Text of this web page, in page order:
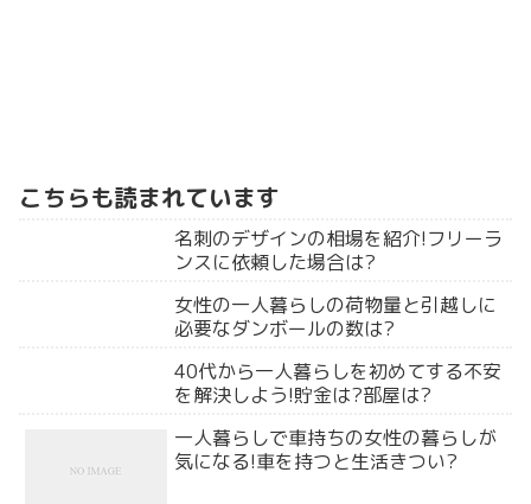
こちらも読まれています
名刺のデザインの相場を紹介!フリーラ
ンスに依頼した場合は?
女性の一人暮らしの荷物量と引越しに
必要なダンボールの数は?
40代から一人暮らしを初めてする不安
を解決しよう!貯金は?部屋は?
一人暮らしで車持ちの女性の暮らしが
気になる!車を持つと生活きつい?